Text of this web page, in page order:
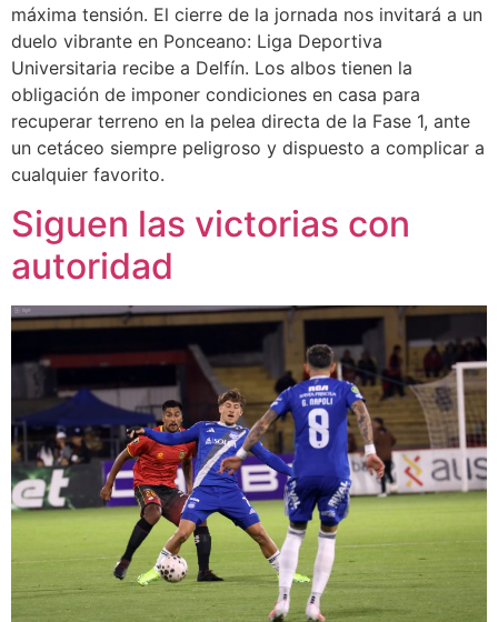
máxima tensión. El cierre de la jornada nos invitará a un
duelo vibrante en Ponceano: Liga Deportiva
Universitaria recibe a Delfín. Los albos tienen la
obligación de imponer condiciones en casa para
recuperar terreno en la pelea directa de la Fase 1, ante
un cetáceo siempre peligroso y dispuesto a complicar a
cualquier favorito.
Siguen las victorias con
autoridad